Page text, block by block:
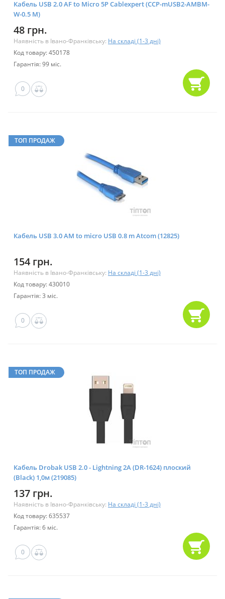
Кабель USB 2.0 AF to Micro 5P Cablexpert (CCP-mUSB2-AMBM-
W-0.5 M)
48 грн.
Наявність в Івано-Франківську: На складі (1-3 дні)
Код товару: 450178
Гарантія: 99 міс.
0
ТОП ПРОДАЖ
Кабель USB 3.0 AM to micro USB 0.8 m Atcom (12825)
154 грн.
Наявність в Івано-Франківську: На складі (1-3 дні)
Код товару: 430010
Гарантія: 3 міс.
0
ТОП ПРОДАЖ
Кабель Drobak USB 2.0 - Lightning 2А (DR-1624) плоский
(Black) 1,0м (219085)
137 грн.
Наявність в Івано-Франківську: На складі (1-3 дні)
Код товару: 635537
Гарантія: 6 міс.
0